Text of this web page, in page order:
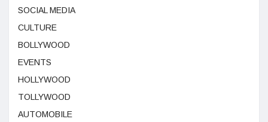
SOCIAL MEDIA
CULTURE
BOLLYWOOD
EVENTS
HOLLYWOOD
TOLLYWOOD
AUTOMOBILE